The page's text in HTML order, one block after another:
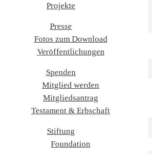
Projekte
Presse
Fotos zum Download
Veröffentlichungen
Spenden
Mitglied werden
Mitgliedsantrag
Testament & Erbschaft
Stiftung
Foundation